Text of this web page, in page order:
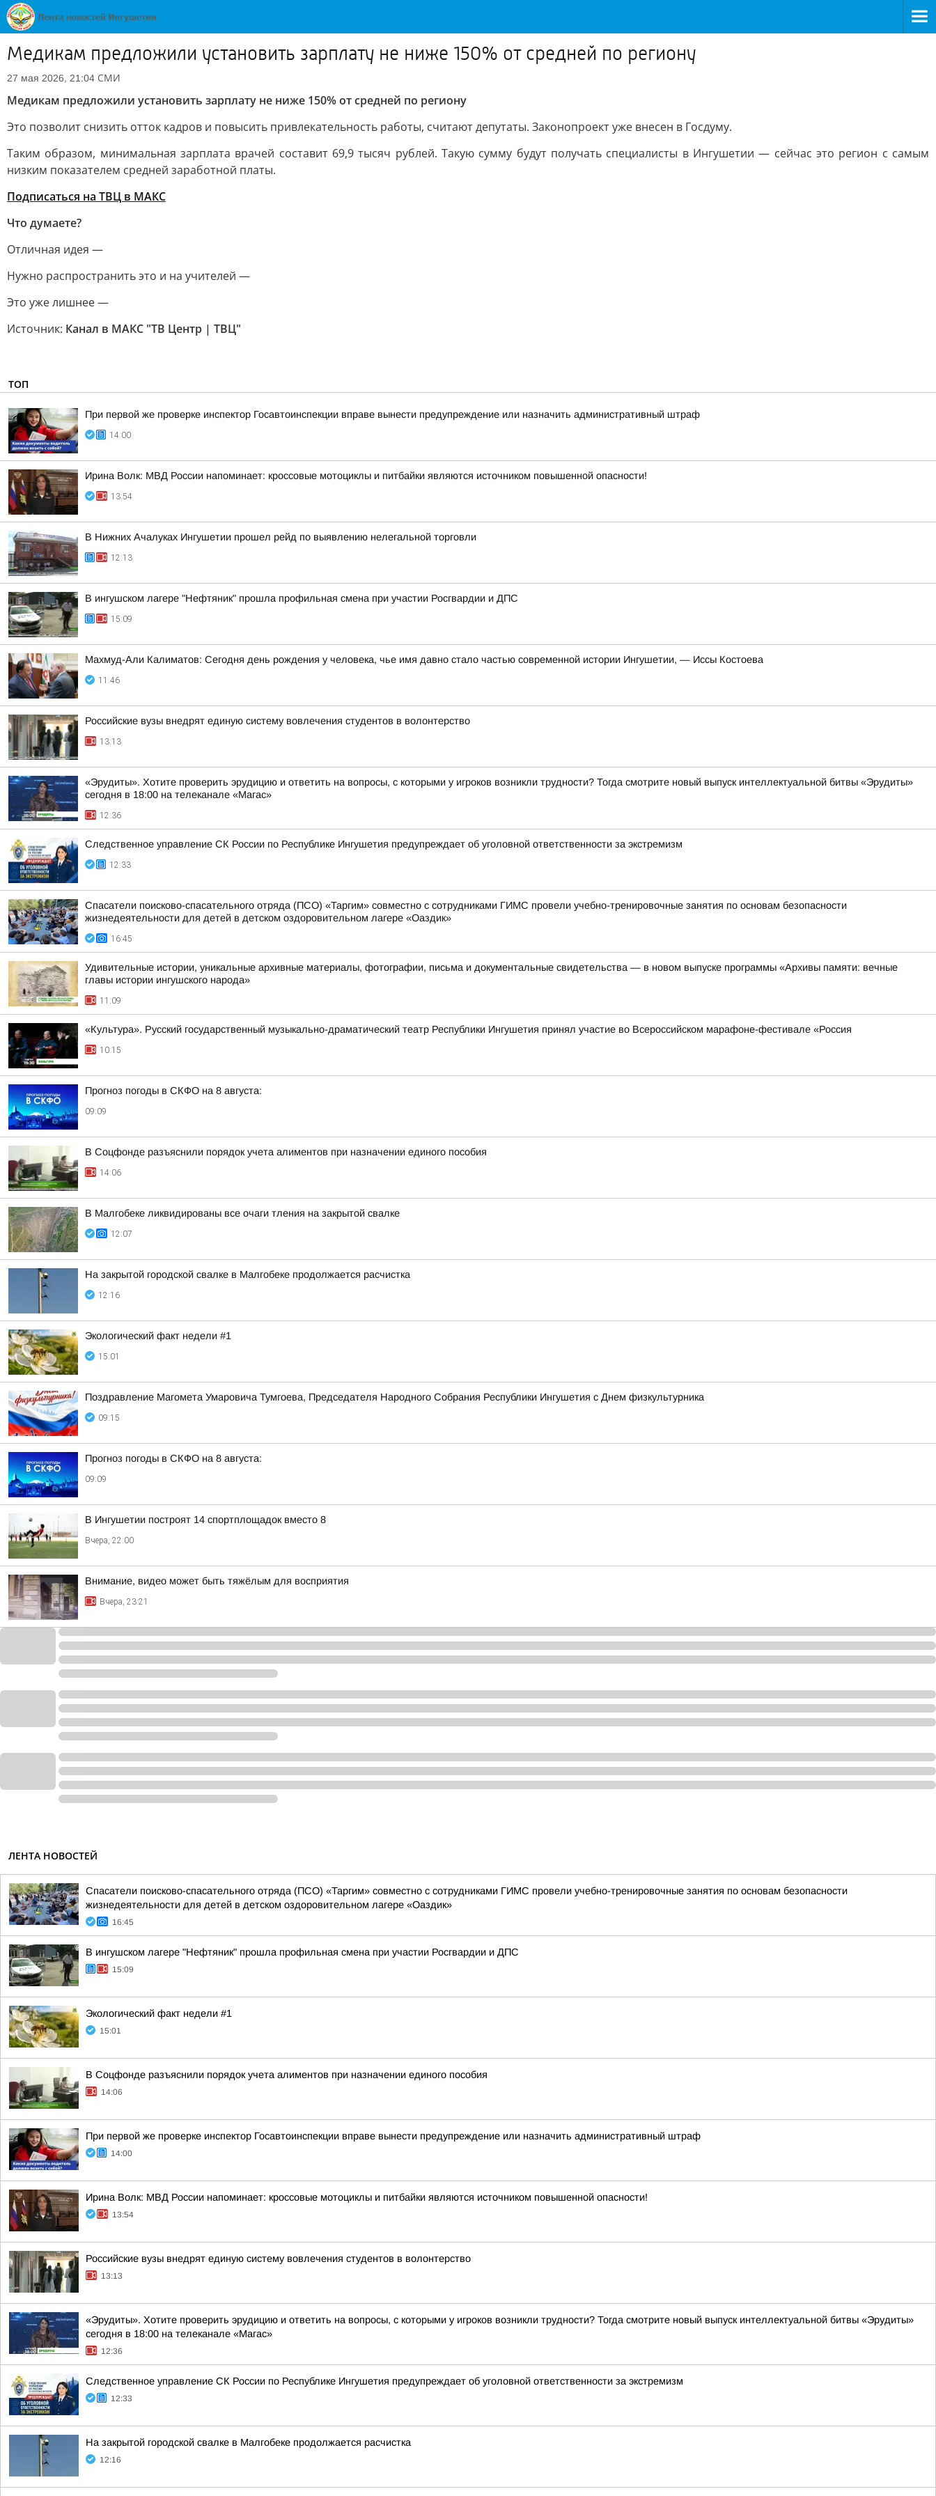
Медикам предложили установить зарплату не ниже 150% от средней по региону
27 мая 2026, 21:04 СМИ
Медикам предложили установить зарплату не ниже 150% от средней по региону
Это позволит снизить отток кадров и повысить привлекательность работы, считают депутаты. Законопроект уже внесен в Госдуму.
Таким образом, минимальная зарплата врачей составит 69,9 тысяч рублей. Такую сумму будут получать специалисты в Ингушетии — сейчас это регион с самым
низким показателем средней заработной платы.
Подписаться на ТВЦ в МАКС
Что думаете?
Отличная идея —
Нужно распространить это и на учителей —
Это уже лишнее —
Источник: Канал в МАКС "ТВ Центр | ТВЦ"
ТОП
При первой же проверке инспектор Госавтоинспекции вправе вынести предупреждение или назначить административный штраф
14:00
Ирина Волк: МВД России напоминает: кроссовые мотоциклы и питбайки являются источником повышенной опасности!
13:54
В Нижних Ачалуках Ингушетии прошел рейд по выявлению нелегальной торговли
12:13
В ингушском лагере "Нефтяник" прошла профильная смена при участии Росгвардии и ДПС
15:09
Махмуд-Али Калиматов: Сегодня день рождения у человека, чье имя давно стало частью современной истории Ингушетии, — Иссы Костоева
11:46
Российские вузы внедрят единую систему вовлечения студентов в волонтерство
13:13
«Эрудиты». Хотите проверить эрудицию и ответить на вопросы, с которыми у игроков возникли трудности? Тогда смотрите новый выпуск интеллектуальной битвы «Эрудиты»
сегодня в 18:00 на телеканале «Магас»
12:36
Следственное управление СК России по Республике Ингушетия предупреждает об уголовной ответственности за экстремизм
12:33
Спасатели поисково-спасательного отряда (ПСО) «Таргим» совместно с сотрудниками ГИМС провели учебно-тренировочные занятия по основам безопасности
жизнедеятельности для детей в детском оздоровительном лагере «Оаздик»
16:45
Удивительные истории, уникальные архивные материалы, фотографии, письма и документальные свидетельства — в новом выпуске программы «Архивы памяти: вечные
главы истории ингушского народа»
11:09
«Культура». Русский государственный музыкально-драматический театр Республики Ингушетия принял участие во Всероссийском марафоне-фестивале «Россия
10:15
Прогноз погоды в СКФО на 8 августа:
09:09
В Соцфонде разъяснили порядок учета алиментов при назначении единого пособия
14:06
В Малгобеке ликвидированы все очаги тления на закрытой свалке
12:07
На закрытой городской свалке в Малгобеке продолжается расчистка
12:16
Экологический факт недели #1
15:01
Поздравление Магомета Умаровича Тумгоева, Председателя Народного Собрания Республики Ингушетия с Днем физкультурника
09:15
Прогноз погоды в СКФО на 8 августа:
09:09
В Ингушетии построят 14 спортплощадок вместо 8
Вчера, 22:00
Внимание, видео может быть тяжёлым для восприятия
Вчера, 23:21
ЛЕНТА НОВОСТЕЙ
Спасатели поисково-спасательного отряда (ПСО) «Таргим» совместно с сотрудниками ГИМС провели учебно-тренировочные занятия по основам безопасности
жизнедеятельности для детей в детском оздоровительном лагере «Оаздик»
16:45
В ингушском лагере "Нефтяник" прошла профильная смена при участии Росгвардии и ДПС
15:09
Экологический факт недели #1
15:01
В Соцфонде разъяснили порядок учета алиментов при назначении единого пособия
14:06
При первой же проверке инспектор Госавтоинспекции вправе вынести предупреждение или назначить административный штраф
14:00
Ирина Волк: МВД России напоминает: кроссовые мотоциклы и питбайки являются источником повышенной опасности!
13:54
Российские вузы внедрят единую систему вовлечения студентов в волонтерство
13:13
«Эрудиты». Хотите проверить эрудицию и ответить на вопросы, с которыми у игроков возникли трудности? Тогда смотрите новый выпуск интеллектуальной битвы «Эрудиты»
сегодня в 18:00 на телеканале «Магас»
12:36
Следственное управление СК России по Республике Ингушетия предупреждает об уголовной ответственности за экстремизм
12:33
На закрытой городской свалке в Малгобеке продолжается расчистка
12:16